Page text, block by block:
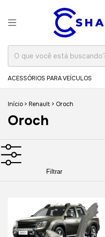
ACESSÓRIOS PARA VEÍCULOS
Início > Renault > Oroch
Oroch
Filtrar